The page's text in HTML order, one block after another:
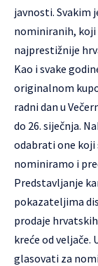
javnosti. Svakim
nominiranih, koji
najprestižnije
Kao i svake
originalnom
radni dan u
do 26. siječnja.
odabrati one koji
nominiramo i
Predstavljanje
pokazateljima
prodaje
kreće od veljače.
glasovati za